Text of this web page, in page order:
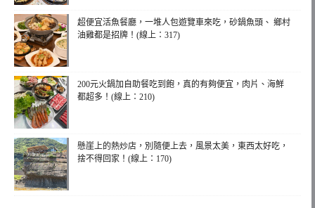
超便宜活魚餐廳，一堆人包遊覽車來吃，砂鍋魚頭、 鄉村
油雞都是招牌！(線上：317)
200元火鍋加自助餐吃到飽，真的有夠便宜，肉片、海鮮
都超多！(線上：210)
懸崖上的熱炒店，別隨便上去，風景太美，東西太好吃，
捨不得回家！(線上：170)